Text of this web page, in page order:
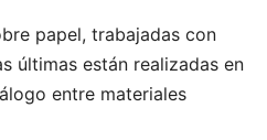
papel, trabajadas con
últimas están realizadas en
entre materiales